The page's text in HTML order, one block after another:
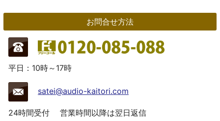
お問合せ方法
平日：10時～17時
satei@audio-kaitori.com
24時間受付 営業時間以降は翌日返信